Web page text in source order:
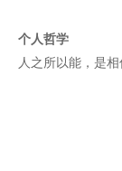
个人哲学
人之所以能，是相